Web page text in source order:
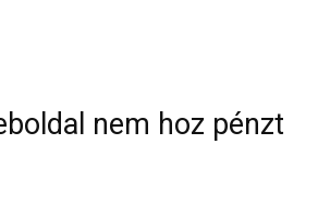
nem hoz pénzt